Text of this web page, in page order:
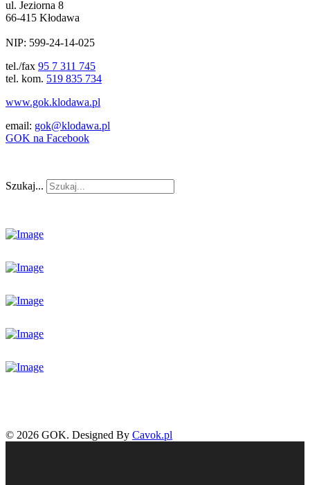
ul. Jeziorna 8
66-415 Kłodawa
NIP: 599-24-14-025
tel./fax 95 7 311 745
tel. kom. 519 835 734
www.gok.klodawa.pl
email: gok@klodawa.pl
GOK na Facebook
Szukaj...
© 2026 GOK. Designed By Cavok.pl